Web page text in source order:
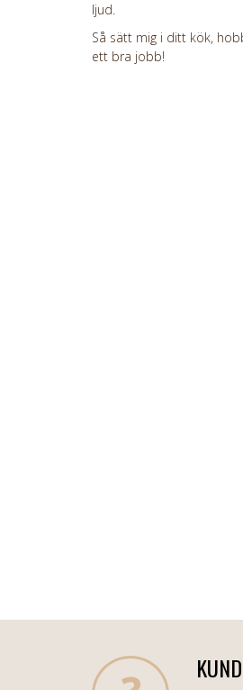
ljud.
Så sätt mig i ditt kök,
ett bra jobb!